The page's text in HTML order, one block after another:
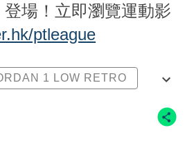
場！立即瀏覽運動影
ptleague
1 LOW RETRO